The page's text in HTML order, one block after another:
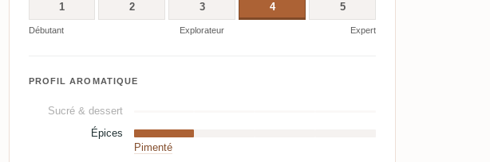
1 2 3 4 5
Débutant Explorateur Expert
PROFIL AROMATIQUE
Sucré & dessert
Épices
Pimenté